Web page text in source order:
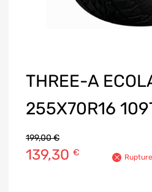
THREE-A
255X70R16
199,00€
139,30 €